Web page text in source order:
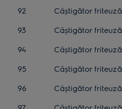
92
Câștigător friteuză
93
Câștigător friteuză
94
Câștigător friteuză
95
Câștigător friteuză
96
Câștigător friteuză